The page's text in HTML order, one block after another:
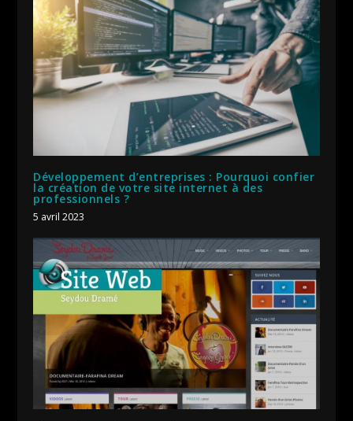
Développement d’entreprises : Pourquoi confier
la création de votre site internet à des
professionnels ?
5 avril 2023